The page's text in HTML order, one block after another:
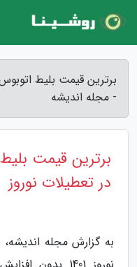
برترین قیمت بلیط
- مجله اندیشه
برترین قیمت
در تعطیلات نوروز
به گزارش مجله اندیشه،